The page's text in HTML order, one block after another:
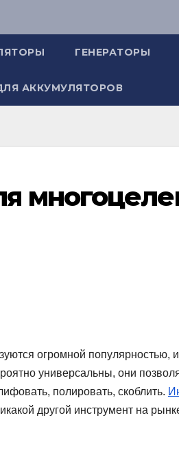
ГЕНЕРАТОРЫ
АККУМУЛЯТОРОВ
огромной популярностью, и
универсальны, они
полировать, скоблить.
другой инструмент на